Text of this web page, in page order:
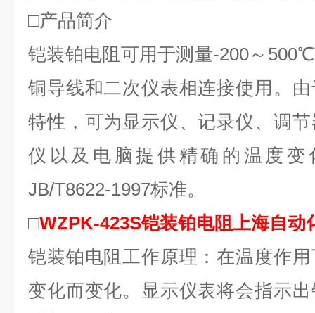
□产品简介
铠装铂电阻可用于测量-200～
铜导线和二次仪表相连接使用。
特性，可为显示仪、记录仪、调
仪以及电脑提供精确的温度变
JB/T8622-1997标准。
□WZPK-423S铠装铂电阻上海自动
铠装铂电阻工作原理：在温度作
变化而变化。显示仪表将会指示